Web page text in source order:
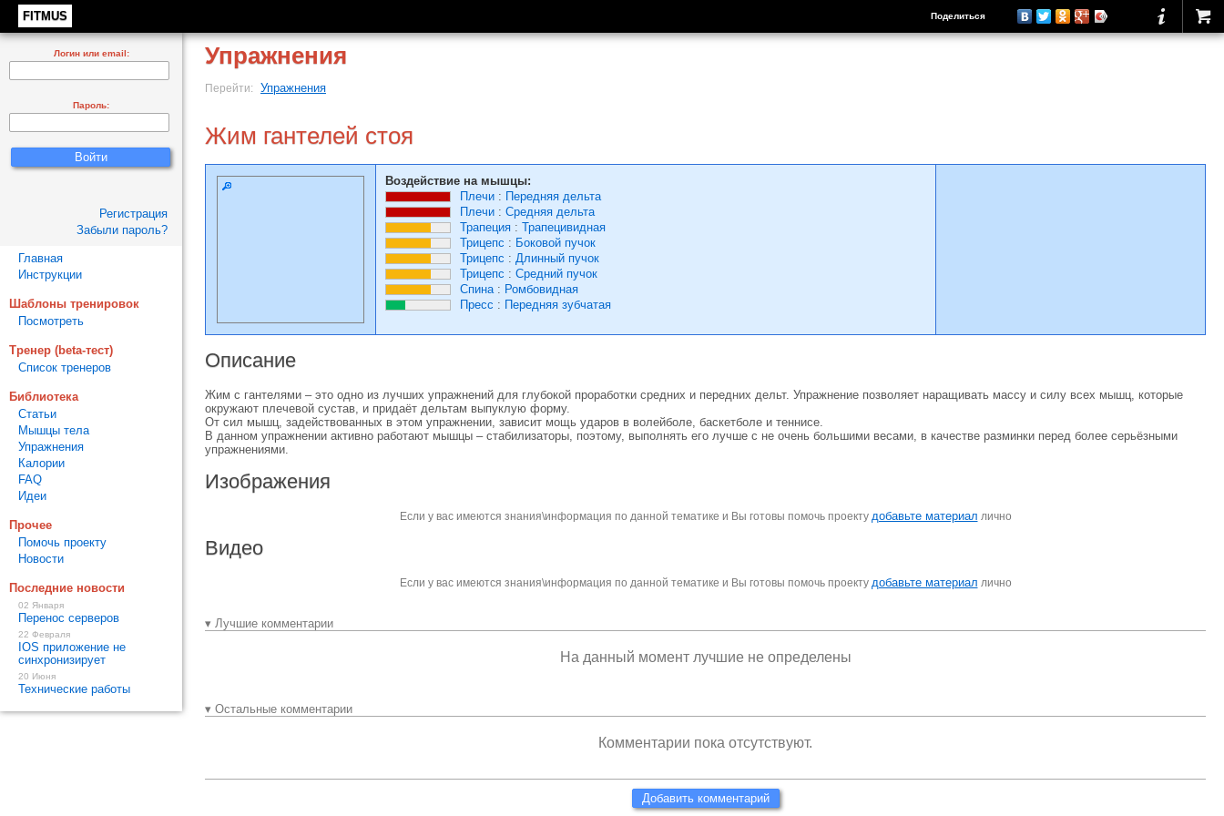
FITMUS Поделиться
Упражнения
Перейти: Упражнения
Жим гантелей стоя
Воздействие на мышцы:
Плечи : Передняя дельта
Плечи : Средняя дельта
Трапеция : Трапецивидная
Трицепс : Боковой пучок
Трицепс : Длинный пучок
Трицепс : Средний пучок
Спина: Ромбовидная
Пресс : Передняя зубчатая
Описание
Жим с гантелями – это одно из лучших упражнений для глубокой проработки средних и передних дельт. Упражнение позволяет наращивать массу и силу всех мышц, которые
окружают плечевой сустав, и придаёт дельтам выпуклую форму.
От сил мышц, задействованных в этом упражнении, зависит мощь ударов в волейболе, баскетболе и теннисе.
В данном упражнении активно работают мышцы – стабилизаторы, поэтому, выполнять его лучше с не очень большими весами, в качестве разминки перед более серьёзными
упражнениями.
Изображения
Если у вас имеются знания\информация по данной тематике и Вы готовы помочь проекту добавьте материал лично
Видео
Если у вас имеются знания\информация по данной тематике и Вы готовы помочь проекту добавьте материал лично
▾ Лучшие комментарии
На данный момент лучшие не определены
▾ Остальные комментарии
Комментарии пока отсутствуют.
Добавить комментарий
Логин или email:
Пароль:
Регистрация
Забыли пароль?
Главная
Инструкции
Шаблоны тренировок
Посмотреть
Тренер (beta-тест)
Список тренеров
Библиотека
Статьи
Мышцы тела
Упражнения
Калории
FAQ
Идеи
Прочее
Помочь проекту
Новости
Последние новости
02 Января
Перенос серверов
22 Февраля
IOS приложение не
синхронизирует
20 Июня
Технические работы